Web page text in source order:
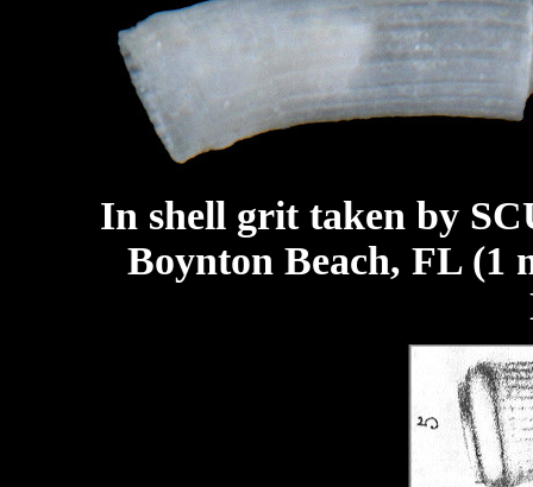
In shell grit taken by
Boynton Beach, FL (1